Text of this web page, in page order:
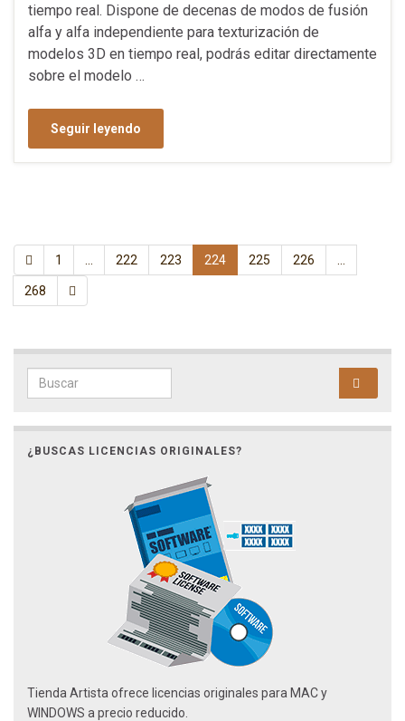
tiempo real. Dispone de decenas de modos de fusión
alfa y alfa independiente para texturización de
modelos 3D en tiempo real, podrás editar directamente
sobre el modelo …
Seguir leyendo
1 222 223 224 225 226
268
Search for:
¿BUSCAS LICENCIAS ORIGINALES?
Tienda Artista ofrece licencias originales para MAC y
WINDOWS a precio reducido.